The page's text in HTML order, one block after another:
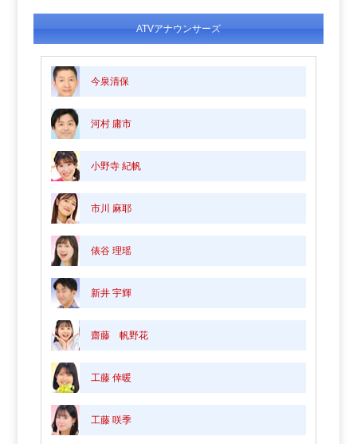
ATVアナウンサーズ
今泉清保
河村 庸市
小野寺 紀帆
市川 麻耶
俵谷 理瑶
新井 宇輝
齋藤 帆野花
工藤 倖暖
工藤 咲季